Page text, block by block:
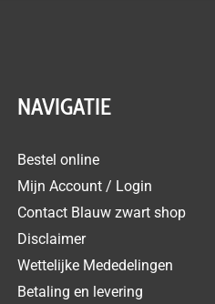
NAVIGATIE
Bestel online
Mijn Account / Login
Contact Blauw zwart shop
Disclaimer
Wettelijke Mededelingen
Betaling en levering